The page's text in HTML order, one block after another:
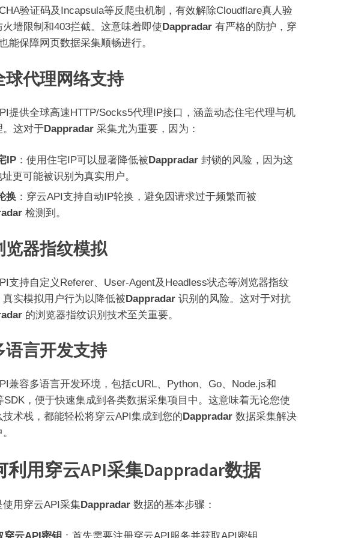
验证码及Incapsula等反爬虫机制，有效解除Cloudflare真人验
火墙限制和403拦截。这意味着即使 Dappradar 有严格的防护，穿
能保障网页数据采集顺畅进行。
球代理网络支持
提供全球高速HTTP/Socks5代理IP接口，涵盖动态住宅代理与机
。这对于Dappradar 采集尤为重要，因为：
IP ：使用住宅IP可以显著降低被 Dappradar 封锁的风险，因为这
更可能被识别为真实用户。
换 ：穿云API支持自动IP轮换，避免因请求过于频繁而被
检测到。
览器指纹模拟
支持自定义Referer、User-Agent及Headless状态等浏览器指纹
真实模拟用户行为以降低被Dappradar 识别的风险。这对于对抗
的浏览器指纹识别技术至关重要。
语言开发支持
兼容多语言开发环境，包括cURL、Python、Go、Node.js和
SDK，便于快速集成到各类数据采集项目中。这意味着无论您使
技术栈，都能轻松将穿云API集成到您的 Dappradar 数据采集解决
利用穿云API采集Dappradar数据
使用穿云API采集Dappradar 数据的基本步骤：